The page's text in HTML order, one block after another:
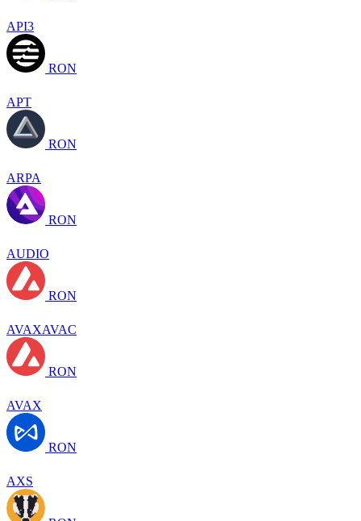
API3
RON
APT
RON
ARPA
RON
AUDIO
RON
AVAXAVAC
RON
AVAX
RON
AXS